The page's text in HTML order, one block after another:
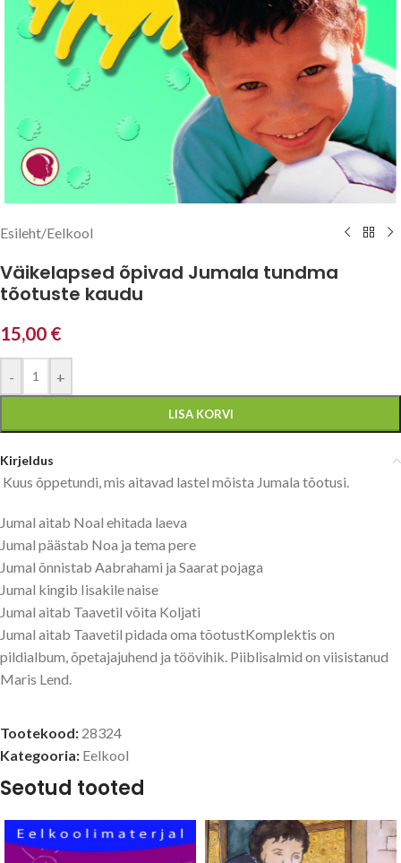
Esileht/Eelkool
Väikelapsed õpivad Jumala tundma
tõotuste kaudu
15,00 €
- +
LISA KORVI
Kirjeldus
Kuus õppetundi, mis aitavad lastel mõista Jumala tõotusi.
Jumal aitab Noal ehitada laeva
Jumal päästab Noa ja tema pere
Jumal õnnistab Aabrahami ja Saarat pojaga
Jumal kingib Iisakile naise
Jumal aitab Taavetil võita Koljati
Jumal aitab Taavetil pidada oma tõotustKomplektis on
pildialbum, õpetajajuhend ja töövihik. Piiblisalmid on viisistanud
Maris Lend.
Tootekood: 28324
Kategooria: Eelkool
Seotud tooted